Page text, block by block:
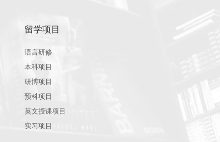
留学项目
语言研修
本科项目
研博项目
预科项目
英文授课项目
实习项目